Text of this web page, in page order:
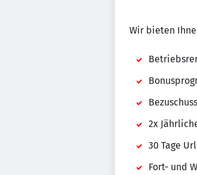
Wir bieten
2x
30 Tage
Fort- und